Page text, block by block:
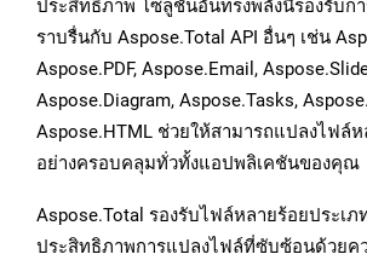
ประสิทธิภาพ โซลูชันอันทรงพลังนี้รองรับก
ราบรื่นกับ Aspose.Total API อื่นๆ เช่น
Aspose.PDF, Aspose.Email,
Aspose.Diagram, Aspose.Tasks,
Aspose.HTML ช่วยให้สามารถแปลงไฟล์
อย่างครอบคลุมทั่วทั้งแอปพลิเคชันของคุณ
Aspose.Total รองรับไฟล์หลายร้อยประเภ
ประสิทธิภาพการแปลงไฟล์ที่ซับซ้อนด้วยค